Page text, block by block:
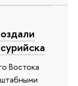
Востока